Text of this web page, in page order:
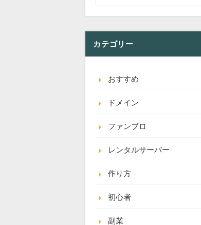
カテゴリー
おすすめ
ドメイン
ファンブロ
レンタルサーバー
作り方
初心者
副業